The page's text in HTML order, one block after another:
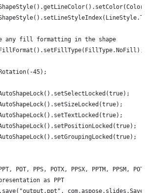
any fill formatting in the shape
45);
POT, PPS, POTX, PPSX, PPTM, PPSM,
as PPT